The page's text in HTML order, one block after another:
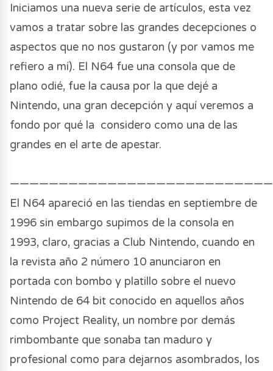
Iniciamos una nueva serie de artículos, esta vez
vamos a tratar sobre las grandes decepciones o
aspectos que no nos gustaron (y por vamos me
refiero a mí). El N64 fue una consola que de
plano odié, fue la causa por la que dejé a
Nintendo, una gran decepción y aquí veremos a
fondo por qué la considero como una de las
grandes en el arte de apestar.
El N64 apareció en las tiendas en septiembre de
1996 sin embargo supimos de la consola en
1993, claro, gracias a Club Nintendo, cuando en
la revista año 2 número 10 anunciaron en
portada con bombo y platillo sobre el nuevo
Nintendo de 64 bit conocido en aquellos años
como Project Reality, un nombre por demás
rimbombante que sonaba tan maduro y
profesional como para dejarnos asombrados, los